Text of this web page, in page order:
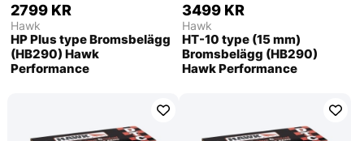
2799 KR
Hawk
HP Plus type Bromsbelägg
(HB290) Hawk
Performance
3499 KR
Hawk
HT-10 type (15 mm)
Bromsbelägg (HB290)
Hawk Performance